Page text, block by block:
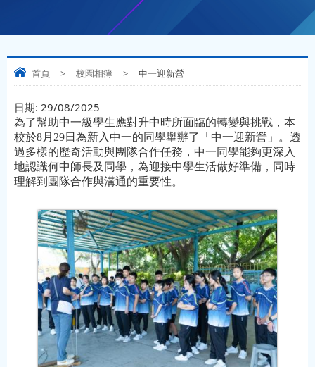
首頁 > 校園相簿 > 中一迎新營
日期: 29/08/2025
為了幫助中一級學生應對升中時所面臨的轉變與挑戰，本
校於8月29日為新入中一的同學舉辦了「中一迎新營」。透
過多樣的歷奇活動與團隊合作任務，中一同學能夠更深入
地認識何中師長及同學，為迎接中學生活做好準備，同時
理解到團隊合作與溝通的重要性。